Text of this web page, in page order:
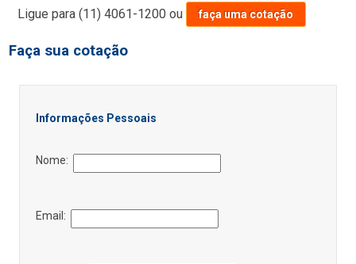
Ligue para(11) 4061-1200 ou faça uma cotação
Faça sua cotação
Informações Pessoais
Nome:
Email: